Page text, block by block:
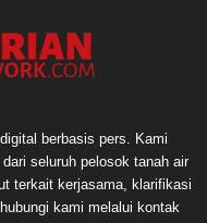
berbasis pers. Kami
seluruh pelosok tanah air
terkait kerjasama, klarifikasi
kami melalui kontak